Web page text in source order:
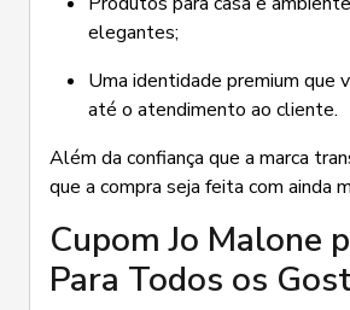
elegantes;
Uma identidade premium que
até o atendimento ao cliente.
Além da confiança que a marca
que a compra seja feita com ainda
Cupom Jo Malone
Para Todos os